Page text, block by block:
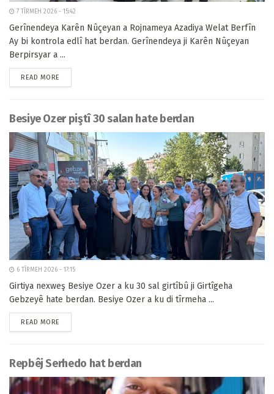
7 TÎRMEH 2026 - 15:42
Gerînendeya Karên Nûçeyan a Rojnameya Azadiya Welat Berfîn
Ay bi kontrola edlî hat berdan. Gerînendeya ji Karên Nûçeyan
Berpirsyar a ...
READ MORE
Besiye Ozer piştî 30 salan hate berdan
6 TÎRMEH 2026 - 17:15
Girtiya nexweş Besiye Ozer a ku 30 sal girtîbû ji Girtîgeha
Gebzeyê hate berdan. Besiye Ozer a ku di tîrmeha ...
READ MORE
Repbêj Serhedo hat berdan